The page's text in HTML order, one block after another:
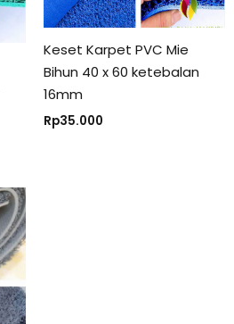
Keset Karpet PVC Mie
Bihun 40 x 60 ketebalan
16mm
Rp35.000